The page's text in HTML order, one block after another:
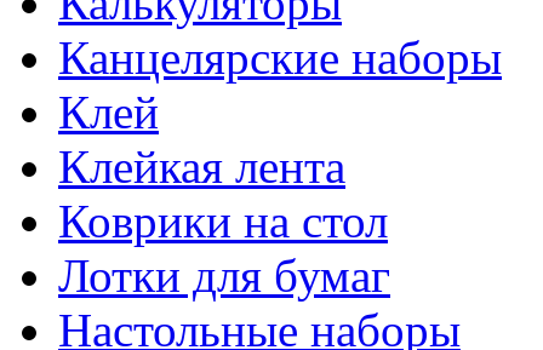
Канцелярские наборы
Клей
Клейкая лента
Коврики на стол
Лотки для бумаг
Настольные наборы